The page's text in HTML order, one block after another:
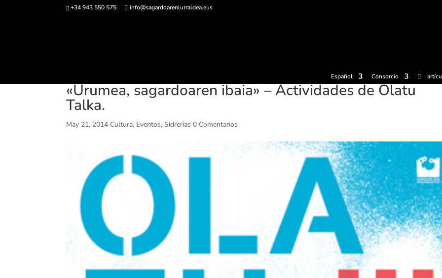
+34 943 550 575 info@sagardoarenlurraldea.eus
Español Consorcio
«Urumea, sagardoaren ibaia» – Actividades de Olatu
Talka.
May 21, 2014 Cultura, Eventos,Sidrerías 0 Comentarios